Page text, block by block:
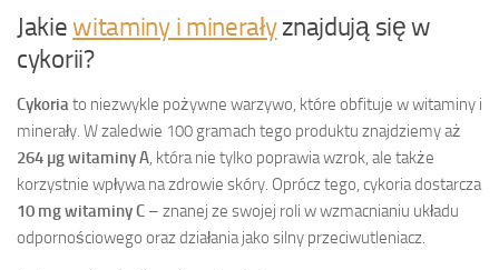
Jakiewitaminy i minerałyznajdują się w
cykorii?
Cykoriato niezwykle pożywne warzywo, które obfituje w witaminy i
minerały. W zaledwie 100 gramach tego produktu znajdziemy aż
264 µg witaminy A, która nie tylko poprawia wzrok, ale także
korzystnie wpływa na zdrowie skóry. Oprócz tego, cykoria dostarcza
10 mg witaminy C – znanej ze swojej roli w wzmacnianiu układu
odpornościowego oraz działania jako silny przeciwutleniacz.